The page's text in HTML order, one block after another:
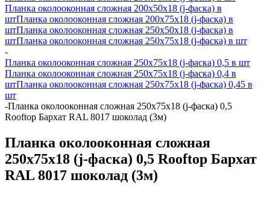
Планка околооконная сложная 200х50х18 (j-фаска) в
штПланка околооконная сложная 200х75х18 (j-фаска) в
штПланка околооконная сложная 250х50х18 (j-фаска) в
штПланка околооконная сложная 250х75х18 (j-фаска) в шт
-
Планка околооконная сложная 250х75х18 (j-фаска) 0,5 в шт
Планка околооконная сложная 250х75х18 (j-фаска) 0,4 в
штПланка околооконная сложная 250х75х18 (j-фаска) 0,45 в
шт
-Планка околооконная сложная 250х75х18 (j-фаска) 0,5
Rooftop Бархат RAL 8017 шоколад (3м)
Планка околооконная сложная
250х75х18 (j-фаска) 0,5 Rooftop Бархат
RAL 8017 шоколад (3м)